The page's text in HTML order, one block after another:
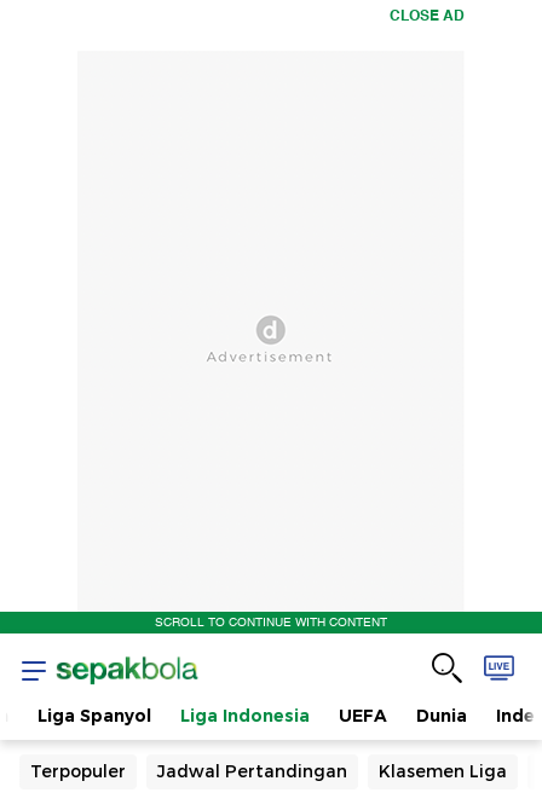
CLOSE AD
SCROLL TO CONTINUE WITH CONTENT
Liga Spanyol Liga Indonesia UEFA Dunia
Terpopuler Jadwal Pertandingan Klasemen Liga